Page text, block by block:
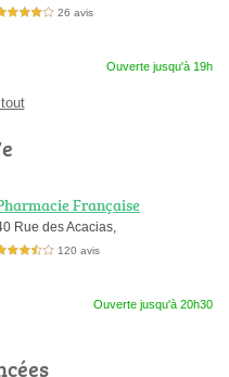
étoiles sur 5 26 avis
Ouverte jusqu'à 19h
Française
Rue des Acacias,
étoiles sur 5 120 avis
Ouverte jusqu'à 20h30